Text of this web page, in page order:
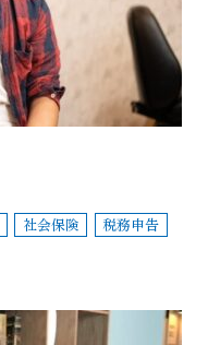
社会保険
税務申告